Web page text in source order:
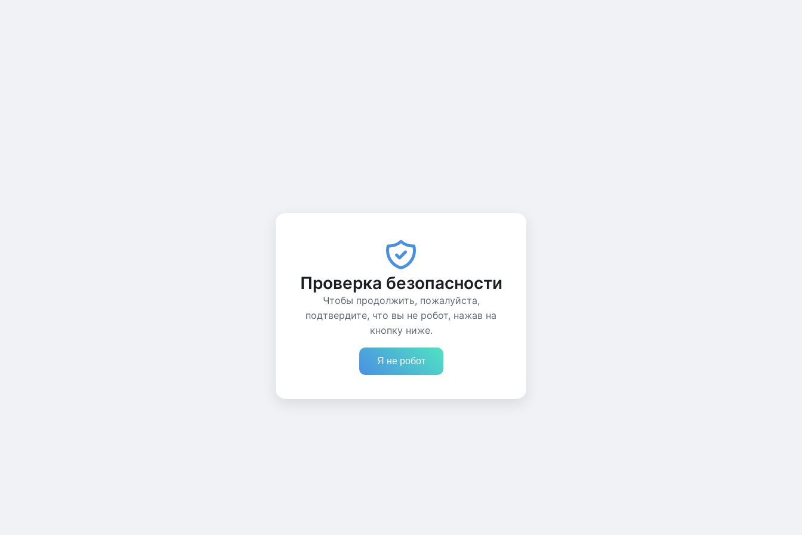
Проверка безопасности
Чтобы продолжить, пожалуйста,
подтвердите, что вы не робот, нажав на
кнопку ниже.
Я не робот